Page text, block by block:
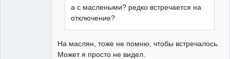
а с маслеными? редко встречается на
отключение?
На маслян, тоже не помню, чтобы встречалось.
Может я просто не видел.